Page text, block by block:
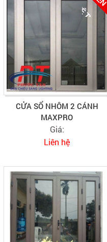
H
CỬA SỔ NHÔM 2 CÁNH
MAXPRO
Giá:
Liên hệ